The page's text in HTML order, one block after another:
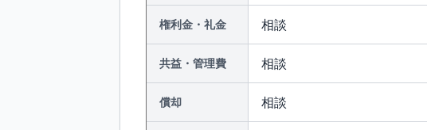
権利金・礼金 相談
共益・管理費 相談
償却 相談